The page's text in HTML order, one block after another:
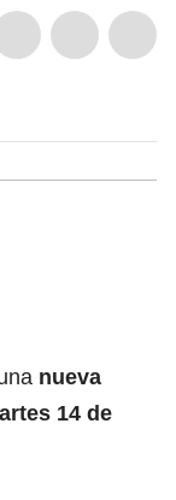
nueva
14 de